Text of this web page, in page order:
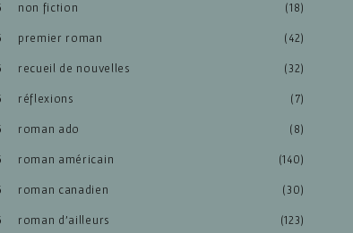
non fiction (18)
premier roman (42)
recueil de nouvelles (32)
réflexions (7)
roman ado (8)
roman américain (140)
roman canadien (30)
roman d'ailleurs (123)